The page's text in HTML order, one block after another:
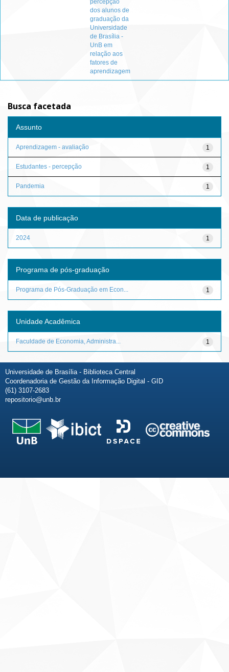
percepção
dos alunos de
graduação da
Universidade
de Brasília -
UnB em
relação aos
fatores de
aprendizagem
Busca facetada
Assunto
1
Aprendizagem - avaliação
1
Estudantes - percepção
1
Pandemia
Data de publicação
1
2024
Programa de pós-graduação
1
Programa de Pós-Graduação em Econ...
Unidade Acadêmica
1
Faculdade de Economia, Administra...
Universidade de Brasília - Biblioteca Central
Coordenadoria de Gestão da Informação Digital - GID
(61) 3107-2683
repositorio@unb.br